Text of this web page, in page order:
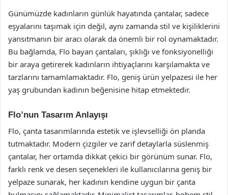
Günümüzde kadınların günlük hayatında çantalar, sadece
eşyalarını taşımak için değil, aynı zamanda stil ve kişiliklerini
yansıtmanın bir aracı olarak da önemli bir rol oynamaktadır.
Bu bağlamda, Flo bayan çantaları, şıklığı ve fonksiyonelliği
bir araya getirerek kadınların ihtiyaçlarını karşılamakta ve
tarzlarını tamamlamaktadır. Flo, geniş ürün yelpazesi ile her
yaş grubundan kadının beğenisine hitap etmektedir.
Flo’nun Tasarım Anlayışı
Flo, çanta tasarımlarında estetik ve işlevselliği ön planda
tutmaktadır. Modern çizgiler ve zarif detaylarla süslenmiş
çantalar, her ortamda dikkat çekici bir görünüm sunar. Flo,
farklı renk ve desen seçenekleri ile kullanıcılarına geniş bir
yelpaze sunarak, her kadının kendine uygun bir çanta